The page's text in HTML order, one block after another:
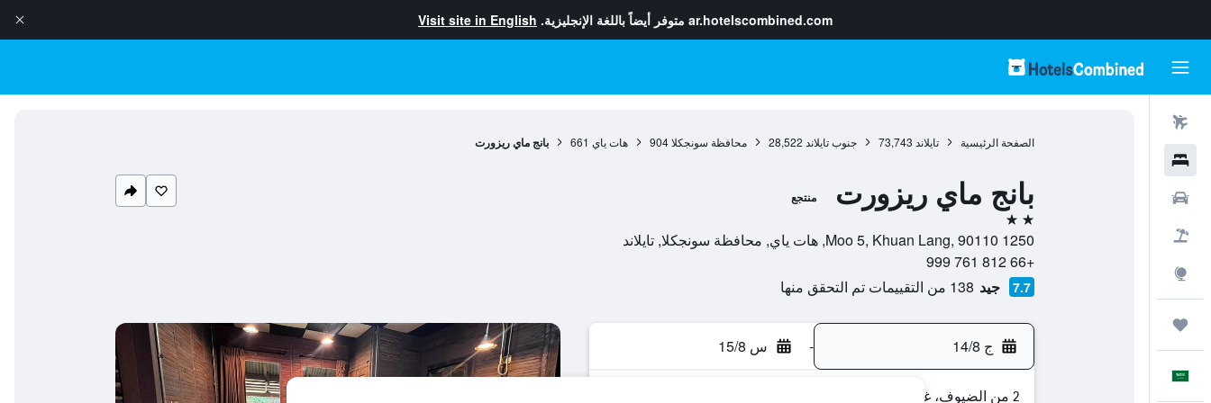
ar.hotelscombined.com متوفر أيضاً باللغة الإنجليزية. Visit site in English
الصفحة الرئيسية تايلاند 73,743 جنوب تايلاند 28,522 محافظة سونجكلا 904 هات ياي 661 بانج ماي ريزورت
بانج ماي ريزورت منتجع
2 نجمتين
1250 Moo 5, Khuan Lang, 90110, هات ياي, محافظة سونجكلا, تايلاند
+66 812 761 999
7.7 جيد 138 من التقييمات تم التحقق منها
ج 14/8 - س 15/8
2 من الضيوف، غرفة واحدة